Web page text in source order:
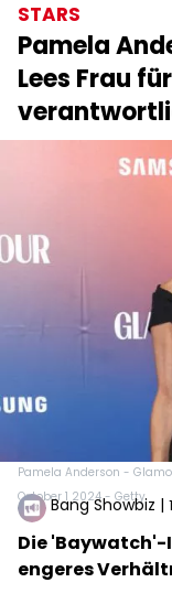
STARS
Pamela
Lees Frau
Pamela Anderson -
October 1 2024 - Getty
Bang Showbiz |
Die 'Baywatch'-
engeres